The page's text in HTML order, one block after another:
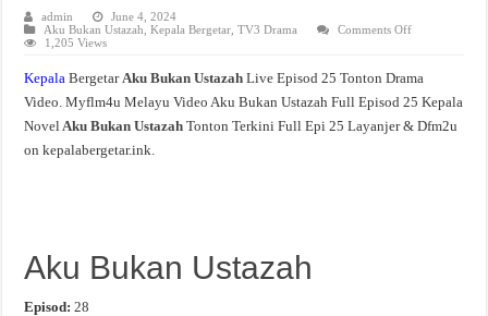
admin
June 4, 2024
Aku Bukan Ustazah ,Kepala Bergetar ,TV3 Drama Comments Offon
Live
25
Tonton
Drama
1,205 Views
Kepala BergetarAku Bukan UstazahLive Episod 25 Tonton Drama
Video. Myflm4u Melayu Video Aku Bukan Ustazah Full Episod 25 Kepala
NovelAku Bukan UstazahTonton Terkini Full Epi 25 Layanjer & Dfm2u
on kepalabergetar.ink.
Aku Bukan Ustazah
Episod:28